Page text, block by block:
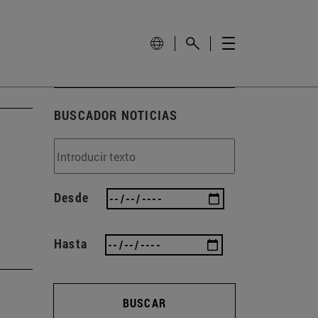
BUSCADOR NOTICIAS
Desde
Hasta
BUSCAR